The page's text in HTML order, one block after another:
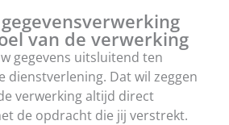
van de verwerking
gegevens uitsluitend ten
dienstverlening. Dat wil zeggen
verwerking altijd direct
de opdracht die jij verstrekt.